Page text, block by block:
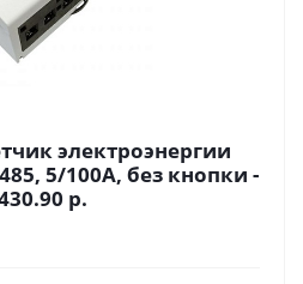
электроэнергии
5/100А, без кнопки -
р.